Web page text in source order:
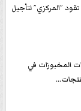
”المركزي” لتأجيل
المخبوزات في